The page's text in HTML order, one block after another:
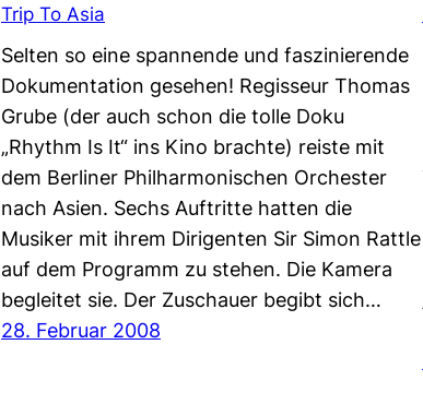
Trip To Asia
Selten so eine spannende und faszinierende
Dokumentation gesehen! Regisseur Thomas
Grube (der auch schon die tolle Doku
„Rhythm Is It“ ins Kino brachte) reiste mit
dem Berliner Philharmonischen Orchester
nach Asien. Sechs Auftritte hatten die
Musiker mit ihrem Dirigenten Sir Simon Rattle
auf dem Programm zu stehen. Die Kamera
begleitet sie. Der Zuschauer begibt sich…
28. Februar 2008